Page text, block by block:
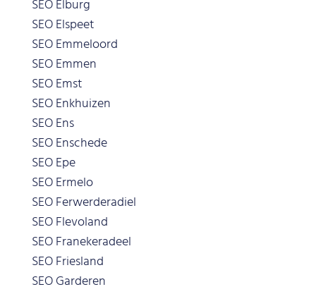
SEO Elburg
SEO Elspeet
SEO Emmeloord
SEO Emmen
SEO Emst
SEO Enkhuizen
SEO Ens
SEO Enschede
SEO Epe
SEO Ermelo
SEO Ferwerderadiel
SEO Flevoland
SEO Franekeradeel
SEO Friesland
SEO Garderen